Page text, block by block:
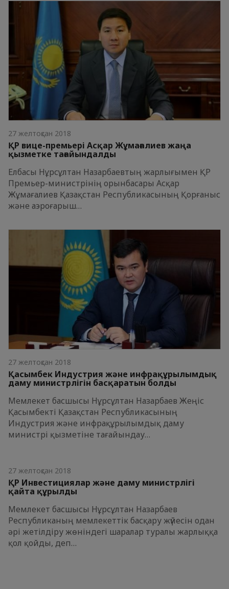
27 желтоқсан 2018
ҚР вице-премьері Асқар Жұмағалиев жаңа
қызметке тағайындалды
Елбасы Нұрсұлтан Назарбаевтың жарлығымен ҚР
Премьер-министрінің орынбасары Асқар
Жұмағалиев Қазақстан Республикасының Қорғаныс
және аэроғарыш…
27 желтоқсан 2018
Қасымбек Индустрия және инфрақұрылымдық
даму министрлігін басқаратын болды
Мемлекет басшысы Нұрсұлтан Назарбаев Жеңіс
Қасымбекті Қазақстан Республикасының
Индустрия және инфрақұрылымдық даму
министрі қызметіне тағайындау…
27 желтоқсан 2018
ҚР Инвестициялар және даму министрлігі
қайта құрылды
Мемлекет басшысы Нұрсұлтан Назарбаев
Республиканың мемлекеттік басқару жүйесін одан
әрі жетілдіру жөніндегі шаралар туралы жарлыққа
қол қойды, деп…